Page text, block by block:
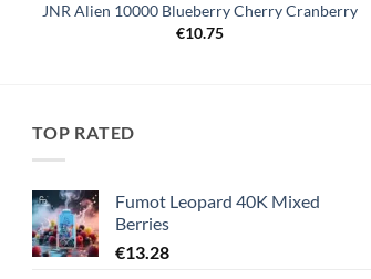
JNR Alien 10000 Blueberry Cherry Cranberry
€10.75
TOP RATED
Fumot Leopard 40K Mixed
Berries
€13.28